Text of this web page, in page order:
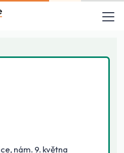
nám. 9. května